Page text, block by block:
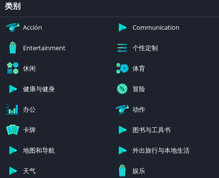
类别
Acción Communication
Entertainment 个性定制
休闲 体育
健康与健身 冒险
办公 动作
卡牌 图书与工具书
地图和导航 外出旅行与本地生活
天气 娱乐